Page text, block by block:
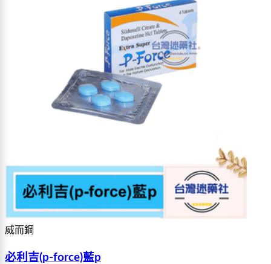
威而鋼
必利吉(p-force)藍p